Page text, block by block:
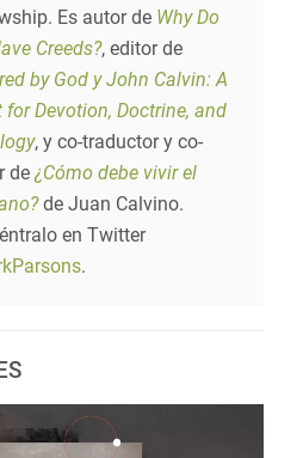
Es autor de Why Do
Creeds?, editor de
by God y John Calvin: A
for Devotion, Doctrine, and
, y co-traductor y co-
de¿Cómo debe vivir el
de Juan Calvino.
en Twitter
.